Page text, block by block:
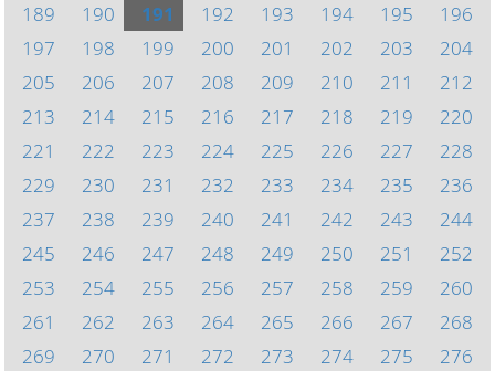
189
190 191 192 193 194 195
196
197
198 199 200 201 202 203
204
205
206 207 208 209 210 211
212
213
214 215 216 217 218 219
220
221
222 223 224 225 226 227
228
229
230 231 232 233 234 235
236
237
238 239 240 241 242 243
244
245
246 247 248 249 250 251
252
253
254 255 256 257 258 259
260
261
262 263 264 265 266 267
268
269
270 271 272 273 274 275
276